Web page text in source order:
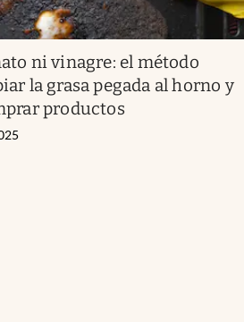
ni vinagre: el método
la grasa pegada al horno y
productos